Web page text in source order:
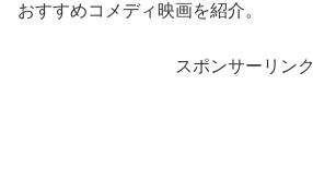
おすすめコメディ映画を紹介。
スポンサーリンク